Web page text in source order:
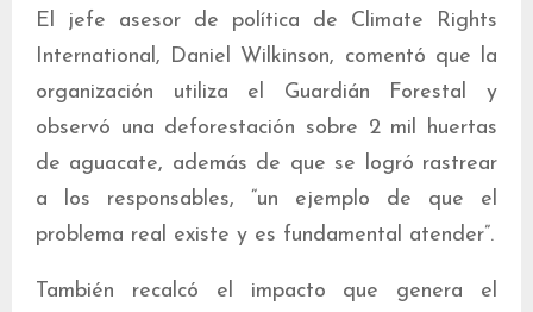
El jefe asesor de política de Climate Rights
International, Daniel Wilkinson, comentó que la
organización utiliza el Guardián Forestal y
observó una deforestación sobre 2 mil huertas
de aguacate, además de que se logró rastrear
a los responsables, “un ejemplo de que el
problema real existe y es fundamental atender”.
También recalcó el impacto que genera el